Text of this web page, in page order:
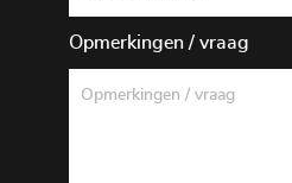
Opmerkingen / vraag